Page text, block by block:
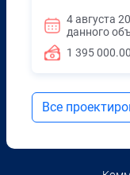
4 августа
данного
1 395
Все